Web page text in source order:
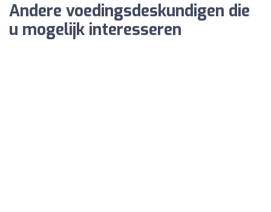
Andere voedingsdeskundigen die
u mogelijk interesseren